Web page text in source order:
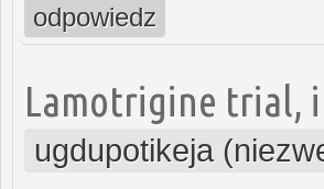
odpowiedz
Lamotrigine trial,
ugdupotikeja